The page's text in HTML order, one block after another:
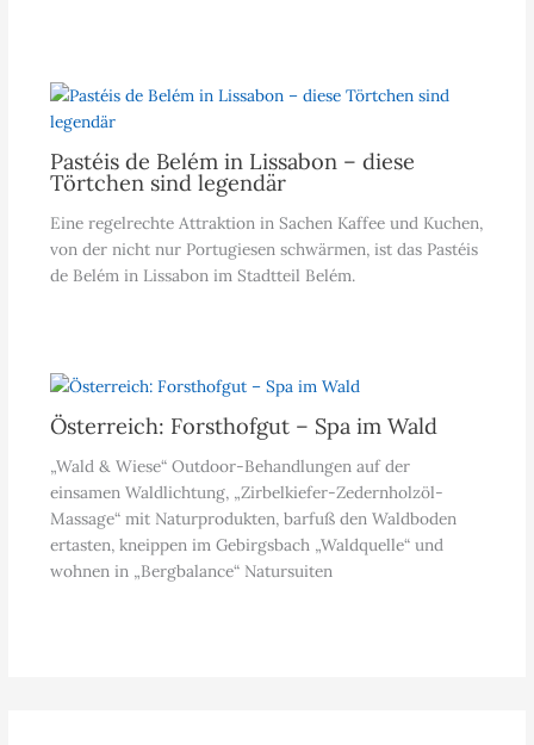
Pastéis de Belém in Lissabon – diese
Törtchen sind legendär
Eine regelrechte Attraktion in Sachen Kaffee und Kuchen,
von der nicht nur Portugiesen schwärmen, ist das Pastéis
de Belém in Lissabon im Stadtteil Belém.
Österreich: Forsthofgut – Spa im Wald
„Wald & Wiese“ Outdoor-Behandlungen auf der
einsamen Waldlichtung, „Zirbelkiefer-Zedernholzöl-
Massage“ mit Naturprodukten, barfuß den Waldboden
ertasten, kneippen im Gebirgsbach „Waldquelle“ und
wohnen in „Bergbalance“ Natursuiten